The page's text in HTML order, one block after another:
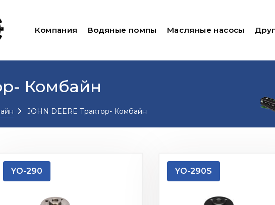
Компания Водяные помпы Масляные насосы
Комбайн
JOHN DEERE Трактор- Комбайн
YO-290 YO-290S